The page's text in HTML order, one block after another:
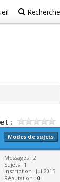
Recherche
:
Modes de sujets
Messages : 2
Sujets : 1
Inscription : Jul 2015
Réputation : 0